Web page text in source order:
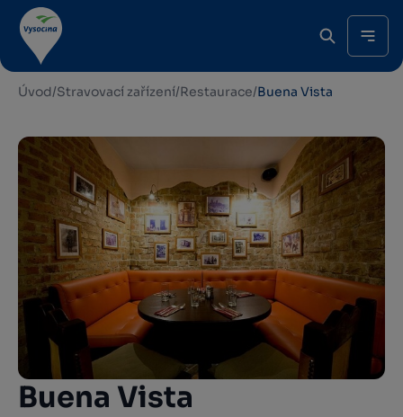
Úvod/Stravovací zařízení/Restaurace/Buena Vista
Buena Vista